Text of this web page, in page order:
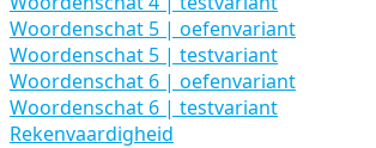
Woordenschat 5 | oefenvariant
Woordenschat 5 | testvariant
Woordenschat 6 | oefenvariant
Woordenschat 6 | testvariant
Rekenvaardigheid